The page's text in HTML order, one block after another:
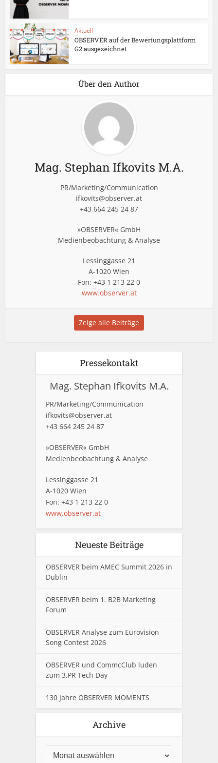
Aktuell
OBSERVER auf der Bewertungsplattform
G2 ausgezeichnet
Über den Author
Mag. Stephan Ifkovits M.A.
PR/Marketing/Communication
ifkovits@observer.at
+43 664 245 24 87
»OBSERVER« GmbH
Medienbeobachtung & Analyse
Lessinggasse 21
A-1020 Wien
Fon: +43 1 213 22 0
www.observer.at
Zeige alle Beiträge
Pressekontakt
Mag. Stephan Ifkovits M.A.
PR/Marketing/Communication
ifkovits@observer.at
+43 664 245 24 87
»OBSERVER« GmbH
Medienbeobachtung & Analyse
Lessinggasse 21
A-1020 Wien
Fon: +43 1 213 22 0
www.observer.at
Neueste Beiträge
OBSERVER beim AMEC Summit 2026 in
Dublin
OBSERVER beim 1. B2B Marketing
Forum
OBSERVER Analyse zum Eurovision
Song Contest 2026
OBSERVER und CommcClub luden
zum 3.PR Tech Day
130 Jahre OBSERVER MOMENTS
Archive